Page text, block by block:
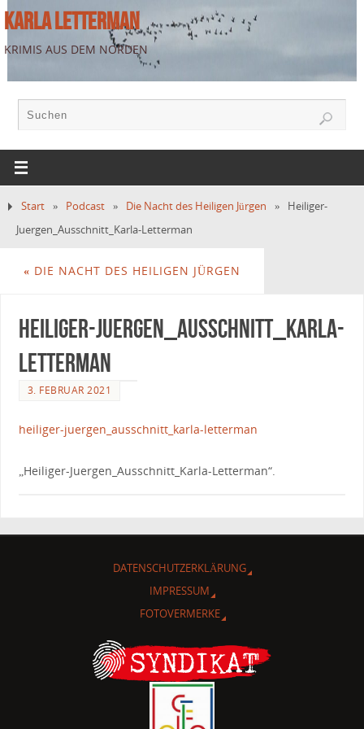
KARLA LETTERMAN
KRIMIS AUS DEM NORDEN
Start » Podcast » Die Nacht des Heiligen Jürgen »
Heiliger-
Juergen_Ausschnitt_Karla-Letterman
« DIE NACHT DES HEILIGEN JÜRGEN
Heiliger-Juergen_Ausschnitt_Karla-
Letterman
3. FEBRUAR 2021
heiliger-juergen_ausschnitt_karla-letterman
„Heiliger-Juergen_Ausschnitt_Karla-Letterman“.
DATENSCHUTZERKLÄRUNG
IMPRESSUM
FOTOVERMERKE